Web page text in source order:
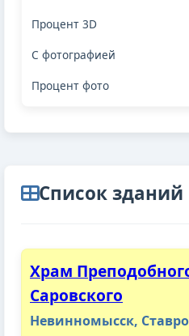
Cписок зданий
Храм
Саровского
Невинномысск,